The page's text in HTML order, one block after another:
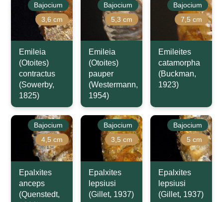
Bajocium
3,6 cm
Emileia
(Otoites)
contractus
(Sowerby,
1825)
Bajocium
5,3 cm
Emileia
(Otoites)
pauper
(Westermann,
1954)
Bajocium
7,5 cm
Emileites
catamorpha
(Buckman,
1923)
Bajocium
4,5 cm
Epalxites
anceps
(Quenstedt,
Bajocium
3,5 cm
Epalxites
lepsiusi
(Gillet, 1937)
Bajocium
5 cm
Epalxites
lepsiusi
(Gillet, 1937)